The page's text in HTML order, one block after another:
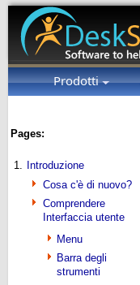
Prodotti
Pages:
1.
Introduzione
Cosa c'è di nuovo?
Comprendere
Interfaccia utente
Menu
Barra degli
strumenti